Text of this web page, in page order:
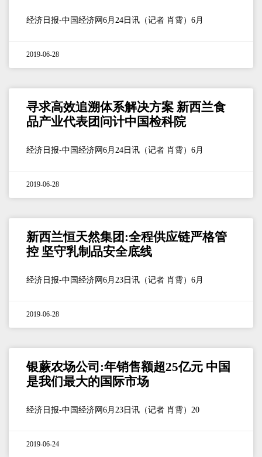
经济日报-中国经济网6月24日讯（记者 肖霄）6月
2019-06-28
寻求高效追溯体系解决方案 新西兰食
品产业代表团问计中国检科院
经济日报-中国经济网6月24日讯（记者 肖霄）6月
2019-06-28
新西兰恒天然集团:全程供应链严格管
控 坚守乳制品安全底线
经济日报-中国经济网6月23日讯（记者 肖霄）6月
2019-06-28
银蕨农场公司:年销售额超25亿元 中国
是我们最大的国际市场
经济日报-中国经济网6月23日讯（记者 肖霄）20
2019-06-24